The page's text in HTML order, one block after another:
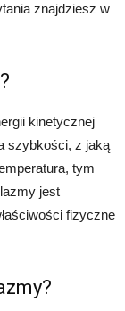
znajdziesz w
kinetycznej
szybkości, z jaką
tym
jest
fizyczne